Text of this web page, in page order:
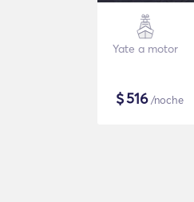
Yate a motor
$516/noche